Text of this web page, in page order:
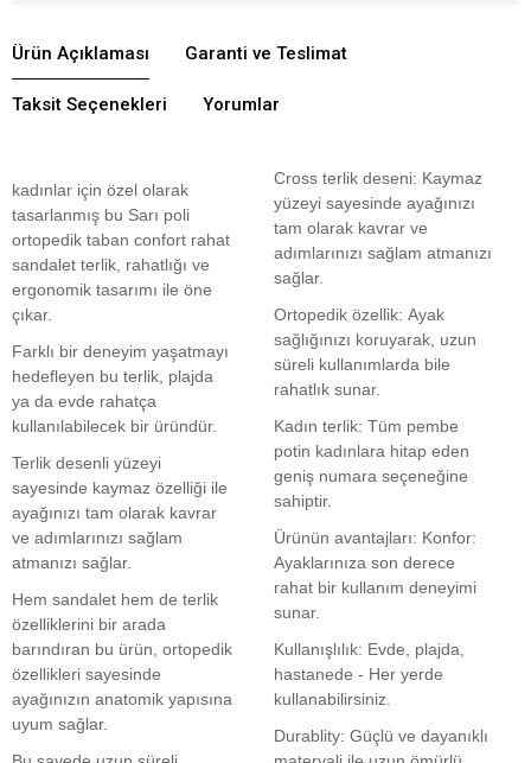
Ürün Açıklaması Garanti ve Teslimat
Taksit Seçenekleri Yorumlar
kadınlar için özel olarak
tasarlanmış bu Sarı poli
ortopedik taban confort rahat
sandalet terlik, rahatlığı ve
ergonomik tasarımı ile öne
çıkar.
Farklı bir deneyim yaşatmayı
hedefleyen bu terlik, plajda
ya da evde rahatça
kullanılabilecek bir üründür.
Terlik desenli yüzeyi
sayesinde kaymaz özelliği ile
ayağınızı tam olarak kavrar
ve adımlarınızı sağlam
atmanızı sağlar.
Hem sandalet hem de terlik
özelliklerini bir arada
barındıran bu ürün, ortopedik
özellikleri sayesinde
ayağınızın anatomik yapısına
uyum sağlar.
Cross terlik deseni: Kaymaz
yüzeyi sayesinde ayağınızı
tam olarak kavrar ve
adımlarınızı sağlam atmanızı
sağlar.
Ortopedik özellik: Ayak
sağlığınızı koruyarak, uzun
süreli kullanımlarda bile
rahatlık sunar.
Kadın terlik: Tüm pembe
potin kadınlara hitap eden
geniş numara seçeneğine
sahiptir.
Ürünün avantajları: Konfor:
Ayaklarınıza son derece
rahat bir kullanım deneyimi
sunar.
Kullanışlılık: Evde, plajda,
hastanede - Her yerde
kullanabilirsiniz.
Durablity: Güçlü ve dayanıklı